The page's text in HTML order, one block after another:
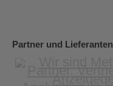
Partner und Lieferanten